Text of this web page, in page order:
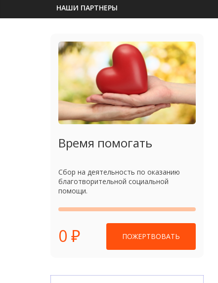
НАШИ ПАРТНЕРЫ
Время помогать
Сбор на деятельность по оказанию
благотворительной социальной
помощи.
0 ₽ ПОЖЕРТВОВАТЬ